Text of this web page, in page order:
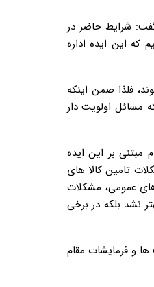
شرایط حاضر در
که این ایده اداره
فلذا ضمن اینکه
اولویت دار
مبتنی بر این ایده
تامین کالا های
عمومی، مشکلات
نشد بلکه در برخی
و فرمایشات مقام